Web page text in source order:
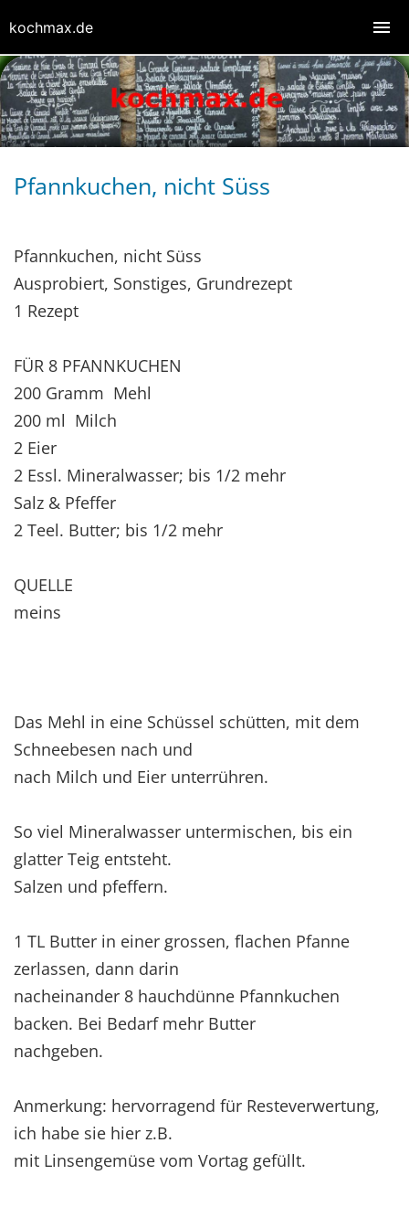
Pfannkuchen, nicht Süss
Pfannkuchen, nicht Süss
Ausprobiert, Sonstiges, Grundrezept
1 Rezept
FÜR 8 PFANNKUCHEN
200 Gramm Mehl
200 ml Milch
2 Eier
2 Essl. Mineralwasser; bis 1/2 mehr
Salz & Pfeffer
2 Teel. Butter; bis 1/2 mehr
QUELLE
meins
Das Mehl in eine Schüssel schütten, mit dem
Schneebesen nach und
nach Milch und Eier unterrühren.
So viel Mineralwasser untermischen, bis ein
glatter Teig entsteht.
Salzen und pfeffern.
1 TL Butter in einer grossen, flachen Pfanne
zerlassen, dann darin
nacheinander 8 hauchdünne Pfannkuchen
backen. Bei Bedarf mehr Butter
nachgeben.
Anmerkung: hervorragend für Resteverwertung,
ich habe sie hier z.B.
mit Linsengemüse vom Vortag gefüllt.
kochmax.de